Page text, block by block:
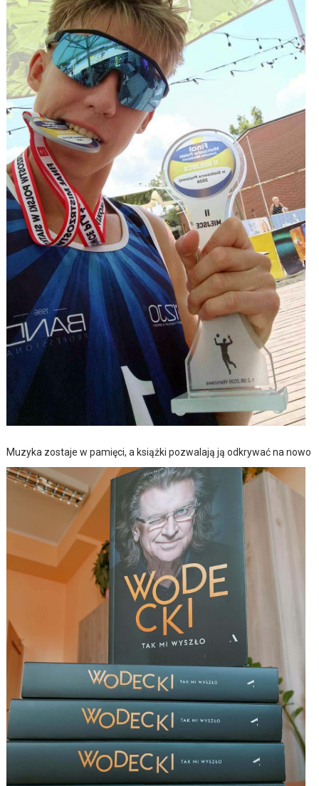
Muzyka zostaje w pamięci, a książki pozwalają ją odkrywać na nowo